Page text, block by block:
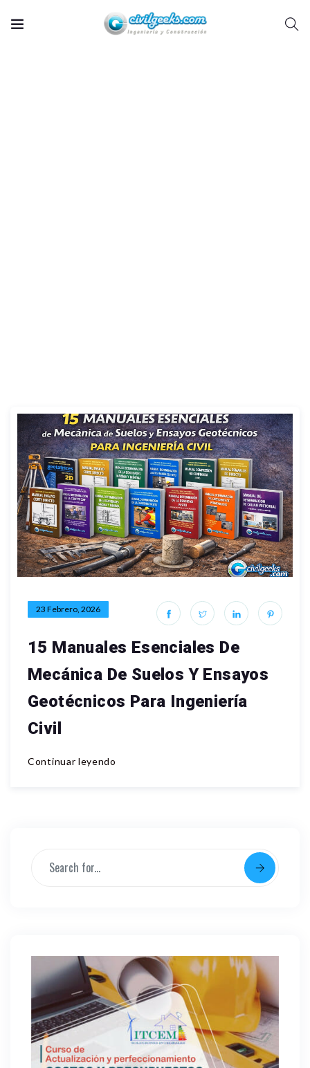
23 Febrero, 2026
15 Manuales Esenciales De
Mecánica De Suelos Y Ensayos
Geotécnicos Para Ingeniería
Civil
Continuar leyendo